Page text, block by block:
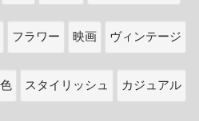
フラワー 映画 ヴィンテージ
スタイリッシュ カジュアル